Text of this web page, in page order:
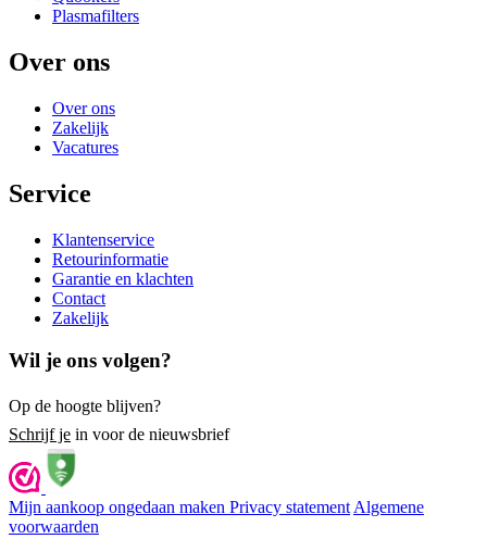
Plasmafilters
Over ons
Over ons
Zakelijk
Vacatures
Service
Klantenservice
Retourinformatie
Garantie en klachten
Contact
Zakelijk
Wil je ons volgen?
Op de hoogte blijven?
Schrijf je in voor de nieuwsbrief
Mijn aankoop ongedaan maken Privacy statement Algemene
voorwaarden